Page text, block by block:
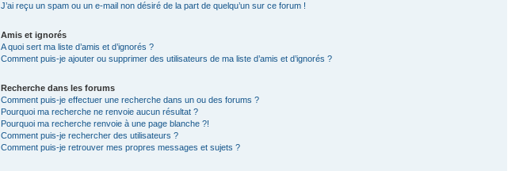
J’ai reçu un spam ou un e-mail non désiré de la part de quelqu’un sur ce forum !
Amis et ignorés
A quoi sert ma liste d’amis et d’ignorés ?
Comment puis-je ajouter ou supprimer des utilisateurs de ma liste d’amis et d’ignorés ?
Recherche dans les forums
Comment puis-je effectuer une recherche dans un ou des forums ?
Pourquoi ma recherche ne renvoie aucun résultat ?
Pourquoi ma recherche renvoie à une page blanche ?!
Comment puis-je rechercher des utilisateurs ?
Comment puis-je retrouver mes propres messages et sujets ?